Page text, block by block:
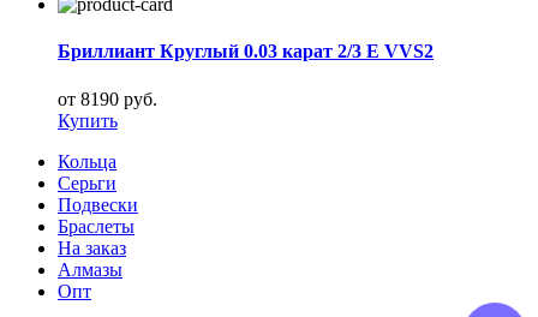
Бриллиант Круглый 0.03 карат 2/3 E VVS2
от 8190 руб.
Купить
Кольца
Серьги
Подвески
Браслеты
На заказ
Алмазы
Опт